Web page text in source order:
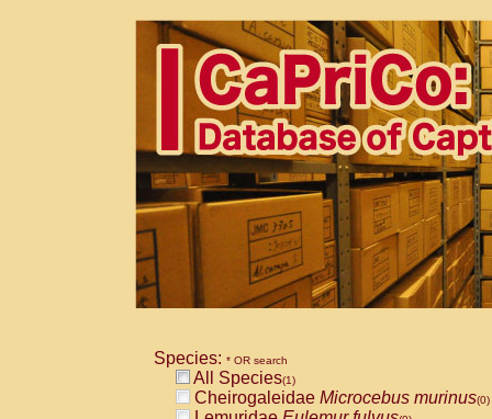
Species: * OR search
All Species(1)
Cheirogaleidae Microcebus murinus(0)